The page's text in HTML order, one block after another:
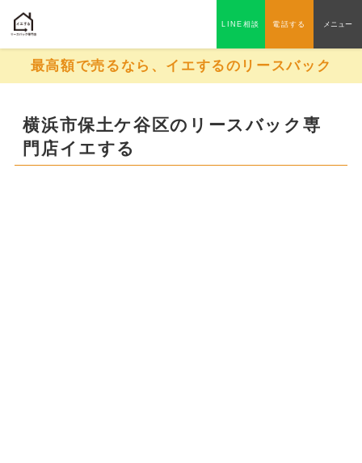
LINE相談 電話する メニュー
最高額で売るなら、イエするのリースバック
横浜市保土ケ谷区のリースバック専
門店イエする